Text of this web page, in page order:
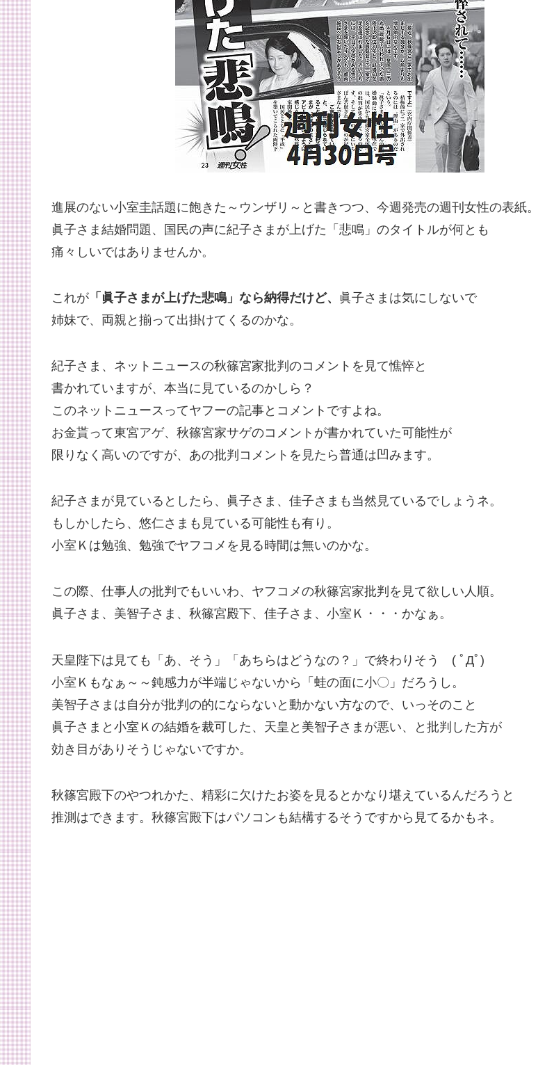
進展のない小室圭話題に飽きた～ウンザリ～と書きつつ、今週発売の週刊女性の表紙。
眞子さま結婚問題、国民の声に紀子さまが上げた「悲鳴」のタイトルが何とも
痛々しいではありませんか。
これが 「眞子さまが上げた悲鳴」なら納得だけど、 眞子さまは気にしないで
姉妹で、両親と揃って出掛けてくるのかな。
紀子さま、ネットニュースの秋篠宮家批判のコメントを見て憔悴と
書かれていますが、本当に見ているのかしら？
このネットニュースってヤフーの記事とコメントですよね。
お金貰って東宮アゲ、秋篠宮家サゲのコメントが書かれていた可能性が
限りなく高いのですが、あの批判コメントを見たら普通は凹みます。
紀子さまが見ているとしたら、眞子さま、佳子さまも当然見ているでしょうネ。
もしかしたら、悠仁さまも見ている可能性も有り。
小室Ｋは勉強、勉強でヤフコメを見る時間は無いのかな。
この際、仕事人の批判でもいいわ、ヤフコメの秋篠宮家批判を見て欲しい人順。
眞子さま、美智子さま、秋篠宮殿下、佳子さま、小室Ｋ・・・かなぁ。
天皇陛下は見ても「あ、そう」「あちらはどうなの？」で終わりそう ( ﾟДﾟ)
小室Ｋもなぁ～～鈍感力が半端じゃないから「蛙の面に小〇」だろうし。
美智子さまは自分が批判の的にならないと動かない方なので、いっそのこと
眞子さまと小室Ｋの結婚を裁可した、天皇と美智子さまが悪い、と批判した方が
効き目がありそうじゃないですか。
秋篠宮殿下のやつれかた、精彩に欠けたお姿を見るとかなり堪えているんだろうと
推測はできます。秋篠宮殿下はパソコンも結構するそうですから見てるかもネ。